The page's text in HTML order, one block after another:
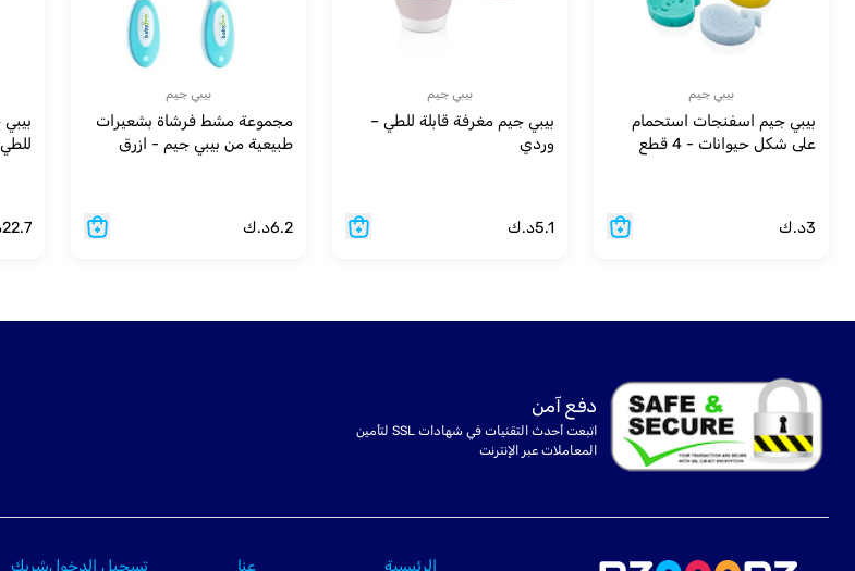
بيبي جيم
بيبي جيم اسفنجات استحمام
على شكل حيوانات - 4 قطع
3د.ك
بيبي جيم
بيبي جيم مغرفة قابلة للطي –
وردي
5.1د.ك
بيبي جيم
مجموعة مشط فرشاة بشعيرات
طبيعية من بيبي جيم - ازرق
6.2د.ك 22.7
دفع آمن
اتبعت أحدث التقنيات في شهادات SSL لتأمين
المعاملات عبر الإنترنت
الرئيسية عنا تسجيل الدخولشريك